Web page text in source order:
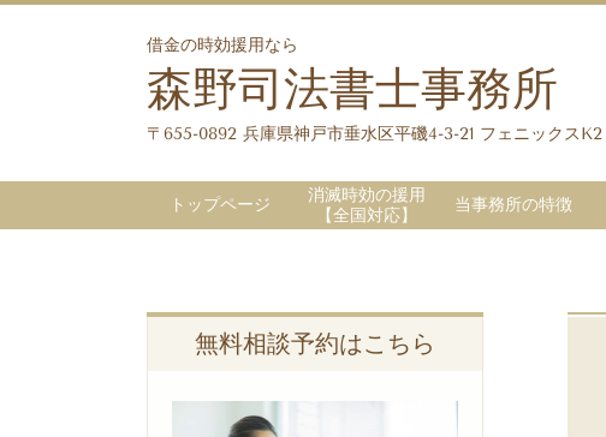
借金の時効援用なら
森野司法書士事務所
〒655-0892 兵庫県神戸市垂水区平磯4-3-21 フェニックスK2
トップページ
消滅時効の援用
【全国対応】
当事務所の特徴
無料相談予約はこちら